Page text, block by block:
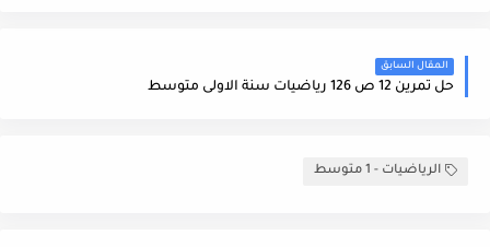
المقال السابق
حل تمرين 12 ص 126 رياضيات سنة الاولى متوسط
الرياضيات - 1 متوسط